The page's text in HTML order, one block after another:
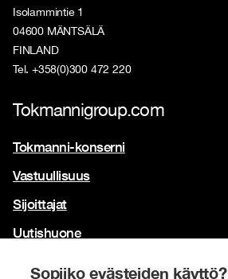
Sopiiko evästeiden käyttö?
Isolammintie 1
04600 MÄNTSÄLÄ
FINLAND
Tel. +358(0)300 472 220
Tokmannigroup.com
Tokmanni-konserni
Vastuullisuus
Sijoittajat
Uutishuone